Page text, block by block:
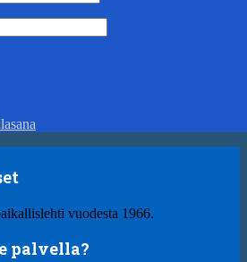
vuodesta 1966.
palvella?